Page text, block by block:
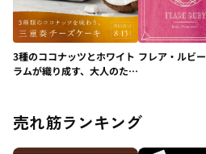
3種のココナッツとホワイト
ラムが織り成す、大人のため
Coconut-」
フレア・ルビー
売れ筋ランキング